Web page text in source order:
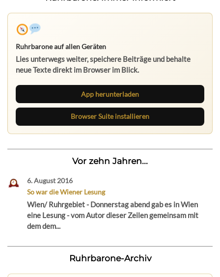
Ruhrbarone auf allen Geräten
Lies unterwegs weiter, speichere Beiträge und behalte
neue Texte direkt im Browser im Blick.
App herunterladen
Browser Suite installieren
Vor zehn Jahren...
6. August 2016
So war die Wiener Lesung
Wien/ Ruhrgebiet - Donnerstag abend gab es in Wien
eine Lesung - vom Autor dieser Zeilen gemeinsam mit
dem dem...
Ruhrbarone-Archiv